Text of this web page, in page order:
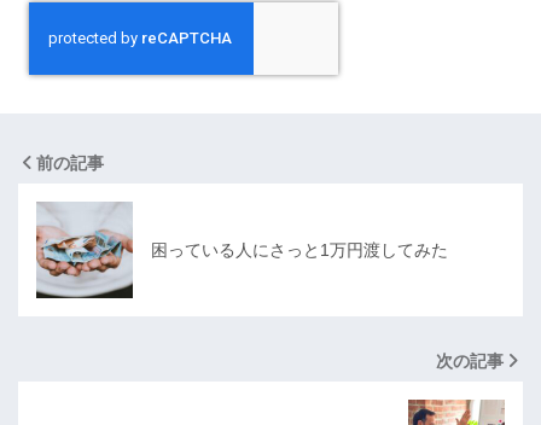
前の記事
困っている人にさっと1万円渡してみた
次の記事